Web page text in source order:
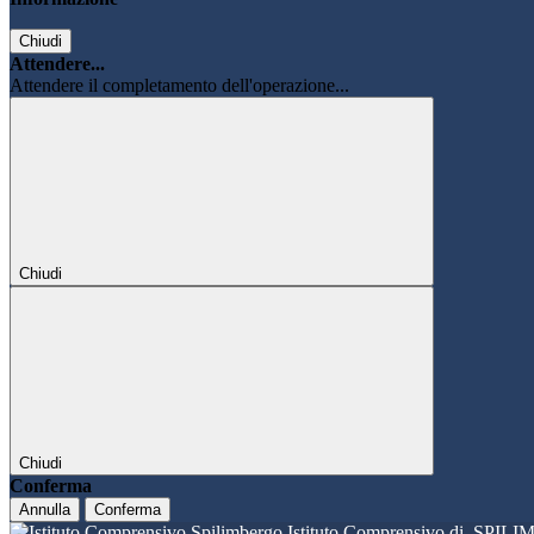
Chiudi
Attendere...
Attendere il completamento dell'operazione...
Chiudi
Chiudi
Conferma
Annulla Conferma